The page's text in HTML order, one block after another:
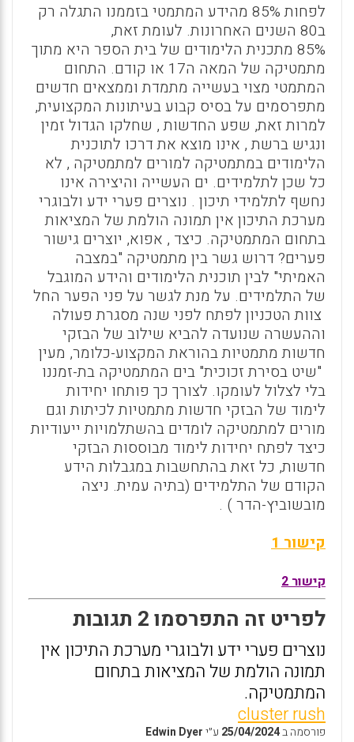
לפחות 85% מהידע המתמטי בזממנו התגלה רק
ב80 השנים האחרונות. לעומת זאת,
85% מתכנית הלימודים של בית הספר היא מתוך
מתמטיקה של המאה ה17 או קודם. התחום
המתמטי מצוי בעשייה מתמדת וממצאים חדשים
מתפרסמים על בסיס קבוע בעיתונות המקצועית,
למרות זאת, שפע החדשות , שחלקו הגדול זמין
ונגיש ברשת , אינו מוצא את דרכו לתוכנית
הלימודים במתמטיקה למורים למתמטיקה , לא
כל שכן לתלמידים. ים העשייה והיצירה אינו
נחשף לתלמידי תיכון . נוצרים פערי ידע ולבוגרי
מערכת התיכון אין תמונה הולמת של המציאות
בתחום המתמטיקה. כיצד , אפוא, יוצרים גישור
פערים? דרוש גשר בין מתמטיקה "במצבה
האמיתי" לבין תוכנית הלימודים והידע המוגבל
של התלמידים. על מנת לגשר על פני הפער החל
צוות הטכניון לפתח לפני שנה מסגרת פעולה
וההעשרה שנועדה להביא שילוב של הבזקי
חדשות מתמטיות בהוראת המקצוע-כלומר, מעין
"שיט בסירת זכוכית" בים המתמטיקה בת-זמננו
בלי לצלול לעומקו. לצורך כך פותחו יחידות
לימוד של הבזקי חדשות מתמטיות לכיתות וגם
מורים למתמטיקה לומדים בהשתלמויות ייעודיות
כיצד לפתח יחידות לימוד מבוססות הבזקי
חדשות, כל זאת בהתחשבות במגבלות הידע
הקודם של התלמידים (בתיה עמית. ניצה
מובשוביץ-הדר ) .
קישור 1
קישור 2
לפריט זה התפרסמו 2 תגובות
נוצרים פערי ידע ולבוגרי מערכת התיכון אין
תמונה הולמת של המציאות בתחום
המתמטיקה.
cluster rush
פורסמה ב25/04/2024 ע״יEdwin Dyer